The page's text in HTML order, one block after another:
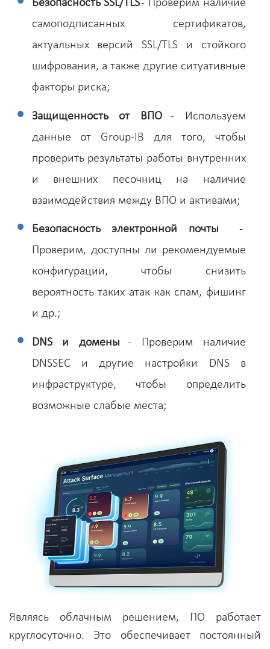
Безопасность SSL/TLS- Проверим наличие
самоподписанных сертификатов,
актуальных версий SSL/TLS и стойкого
шифрования, а также другие ситуативные
факторы риска;
Защищенность от ВПО - Используем
данные от Group-IB для того, чтобы
проверить результаты работы внутренних
и внешних песочниц на наличие
взаимодействия между ВПО и активами;
Безопасность электронной почты
-
Проверим, доступны ли рекомендуемые
конфигурации, чтобы снизить
вероятность таких атак как спам, фишинг
и др.;
DNS и домены - Проверим наличие
DNSSEC и другие настройки DNS в
инфраструктуре, чтобы определить
возможные слабые места;
Являясь облачным решением, ПО работает
круглосуточно. Это обеспечивает постоянный